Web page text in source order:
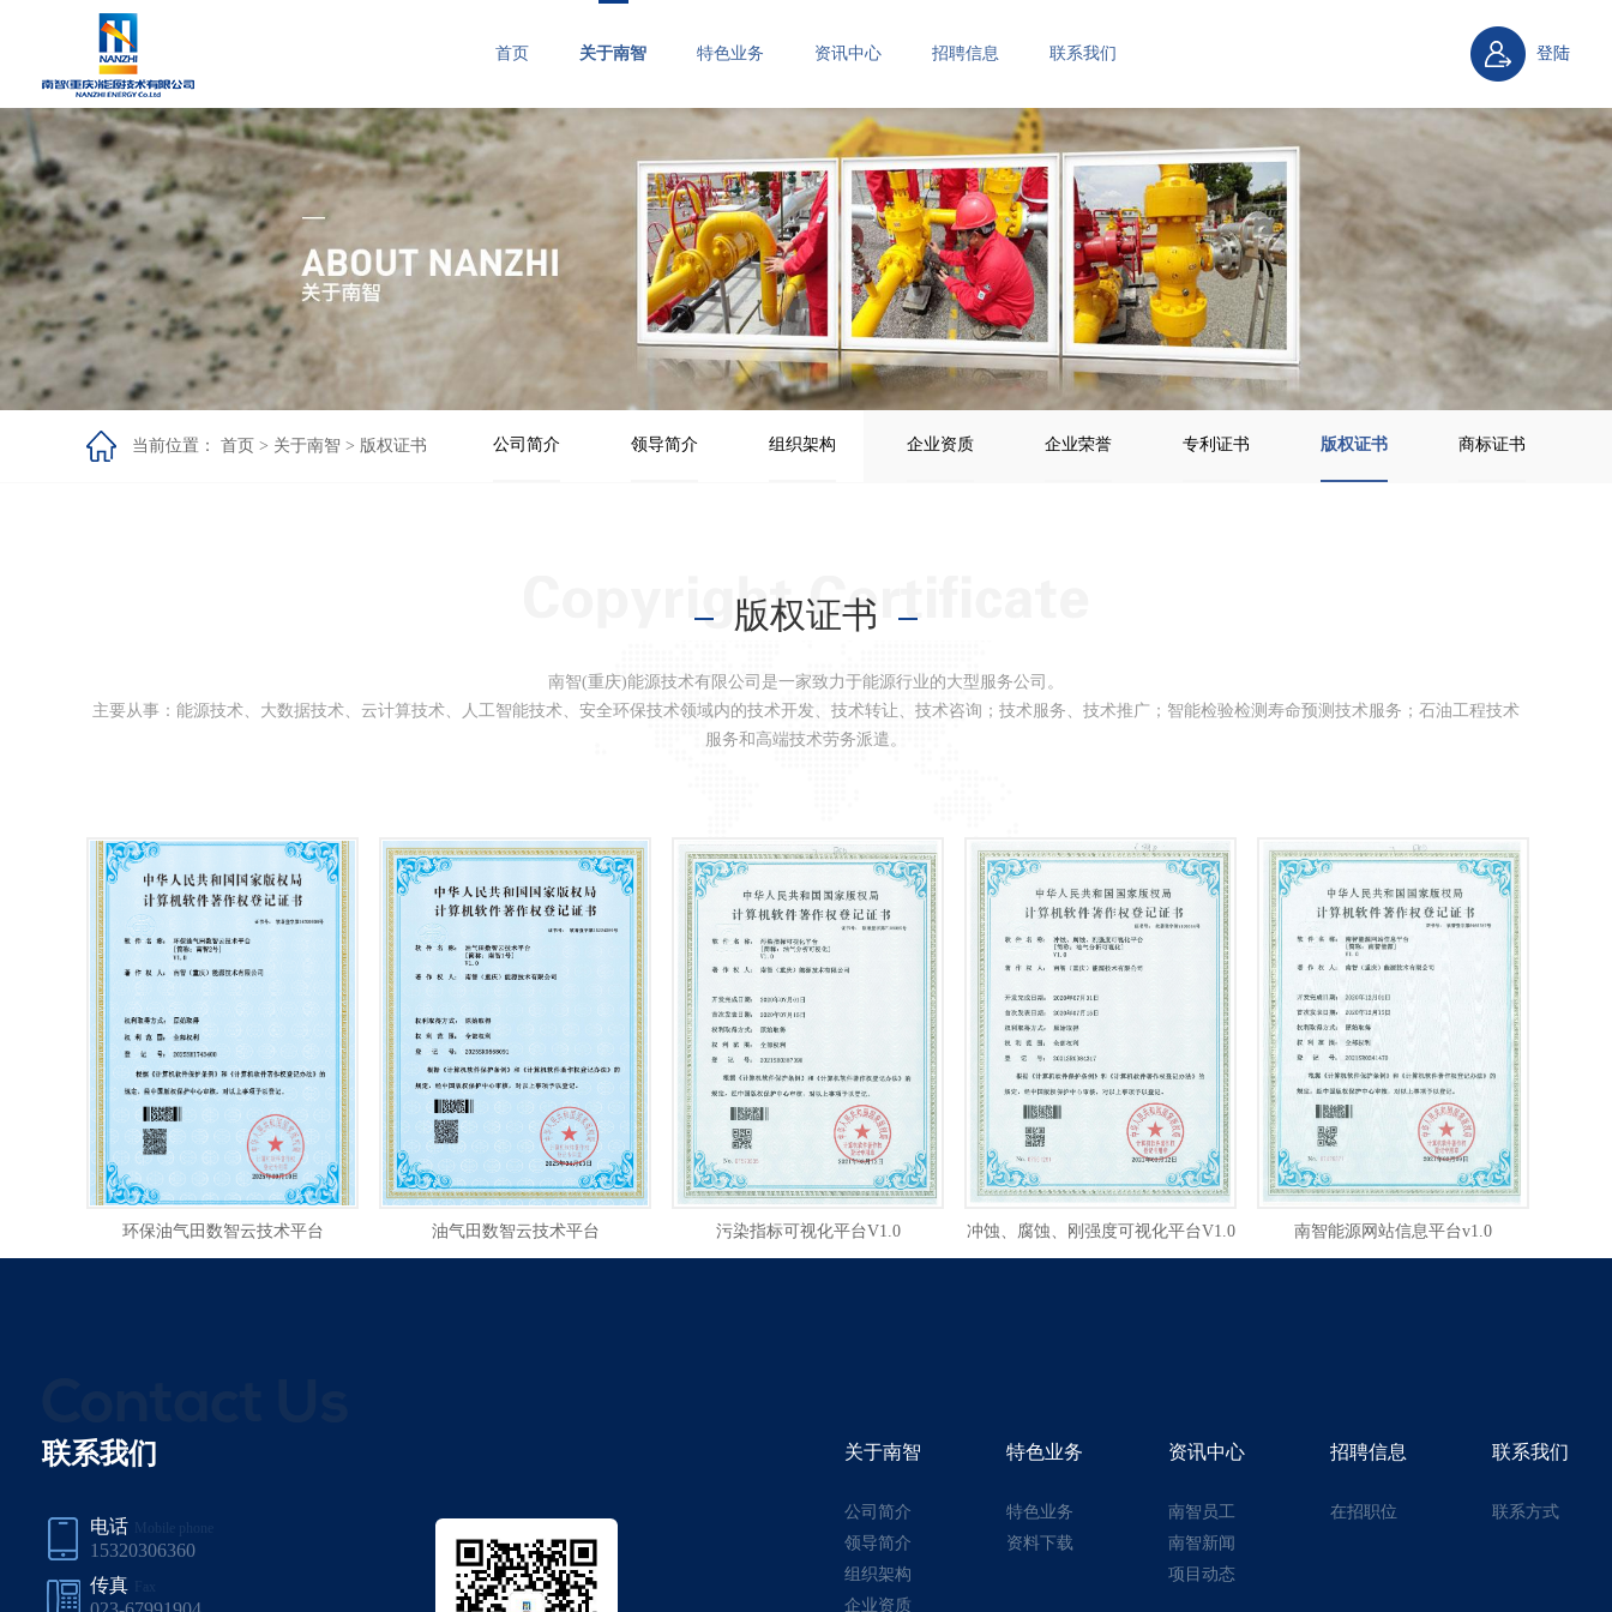
首页 关于南智 特色业务 资讯中心 招聘信息 联系我们 登陆
当前位置： 首页 > 关于南智 > 版权证书 公司简介 领导简介 组织架构 企业资质 企业荣誉 专利证书 版权证书 商标证书
版权证书
南智(重庆)能源技术有限公司是一家致力于能源行业的大型服务公司。
主要从事：能源技术、大数据技术、云计算技术、人工智能技术、安全环保技术领域内的技术开发、技术转让、技术咨询；技术服务、技术推广；智能检验检测寿命预测技术服务；石油工程技术
服务和高端技术劳务派遣。
环保油气田数智云技术平台 油气田数智云技术平台 污染指标可视化平台V1.0 冲蚀、腐蚀、刚强度可视化平台V1.0 南智能源网站信息平台v1.0
联系我们
电话 Mobile phone
15320306360
传真
Fax
关于南智
公司简介
领导简介
组织架构
企业资质
特色业务
特色业务
资料下载
资讯中心
南智员工
南智新闻
项目动态
招聘信息
在招职位
联系我们
联系方式